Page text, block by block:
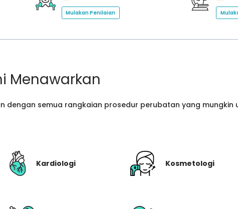
Mulakan Penilaian
Menawarkan
dengan semua rangkaian prosedur perubatan yang
Kardiologi Kosmetologi